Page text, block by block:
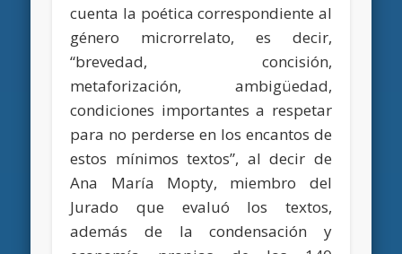
cuenta la poética correspondiente al
género microrrelato, es decir,
“brevedad, concisión,
metaforización, ambigüedad,
condiciones importantes a respetar
para no perderse en los encantos de
estos mínimos textos”, al decir de
Ana María Mopty, miembro del
Jurado que evaluó los textos,
además de la condensación y